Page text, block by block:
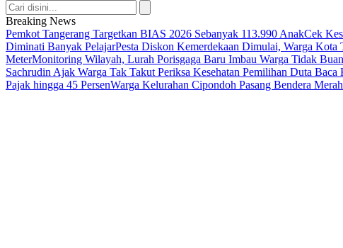
Breaking News
Pemkot Tangerang Targetkan BIAS 2026 Sebanyak 113.990 AnakCek
Diminati Banyak PelajarPesta Diskon Kemerdekaan Dimulai, Warga
MeterMonitoring Wilayah, Lurah Porisgaga Baru Imbau Warga Tidak
Sachrudin Ajak Warga Tak Takut Periksa Kesehatan Pemilihan Duta Baca
Pajak hingga 45 PersenWarga Kelurahan Cipondoh Pasang Bendera